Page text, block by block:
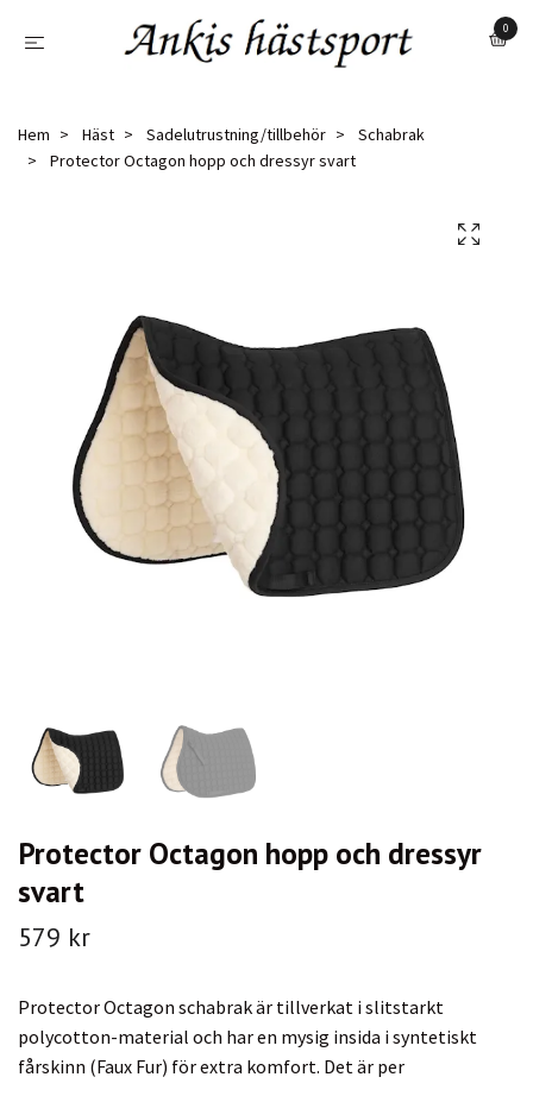
0
Hem Häst Sadelutrustning/tillbehör
Schabrak
Protector Octagon hopp och dressyr svart
Protector Octagon hopp och dressyr
svart
579 kr
Protector Octagon schabrak är tillverkat i slitstarkt
polycotton-material och har en mysig insida i syntetiskt
fårskinn (Faux Fur) för extra komfort. Det är per